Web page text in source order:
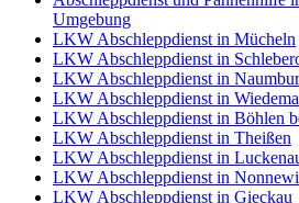
Umgebung
LKW Abschleppdienst in Mücheln
LKW Abschleppdienst in
LKW Abschleppdienst in
LKW Abschleppdienst in
LKW Abschleppdienst in Böhlen
LKW Abschleppdienst in Theißen
LKW Abschleppdienst in
LKW Abschleppdienst in
LKW Abschleppdienst in Gieckau